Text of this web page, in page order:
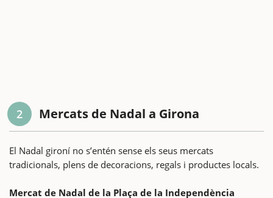
2 Mercats de Nadal a Girona
El Nadal gironí no s’entén sense els seus mercats
tradicionals, plens de decoracions, regals i productes locals.
Mercat de Nadal de la Plaça de la Independència